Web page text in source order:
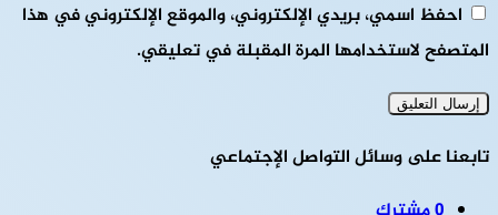
احفظ اسمي، بريدي الإلكتروني، والموقع الإلكتروني في هذا
المتصفح لاستخدامها المرة المقبلة في تعليقي.
تابعنا على وسائل التواصل الإجتماعي